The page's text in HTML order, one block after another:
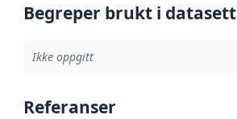
Begreper brukt i datasett
Ikke oppgitt
Referanser